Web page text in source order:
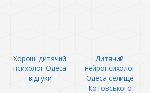
Хороші дитячий
психолог Одеса
відгуки
Дитячий
нейропсихолог
Одеса селище
Котовського